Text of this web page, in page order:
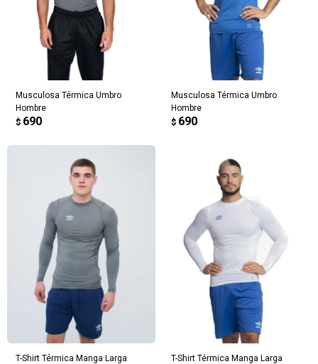
Musculosa Térmica Umbro
Hombre
$ 690
Musculosa Térmica Umbro
Hombre
$ 690
T-Shirt Térmica Manga Larga
T-Shirt Térmica Manga Larga